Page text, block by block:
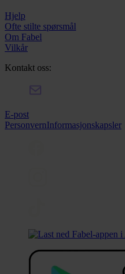
Hjelp
Ofte stilte spørsmål
Om Fabel
Vilkår
Kontakt oss:
E-post
PersonvernInformasjonskapsler